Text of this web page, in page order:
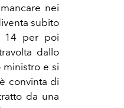
nei
subito
14 per poi
dallo
e si
convinta di
da una